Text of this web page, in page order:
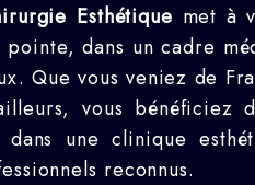
Esthétique met à
dans un cadre
Que vous veniez de
vous bénéficiez
dans une clinique
reconnus.